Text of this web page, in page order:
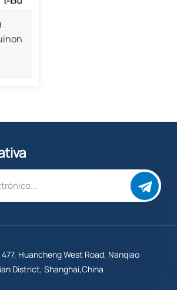
99
477, Huancheng West Road, Nanqiao
District, Shanghai,China